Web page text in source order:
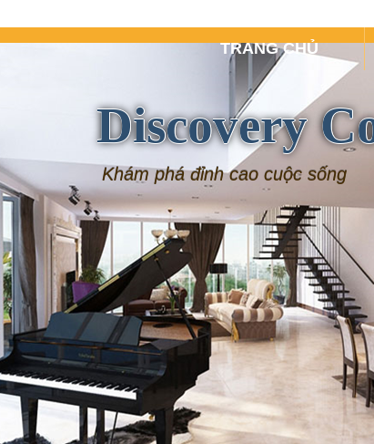
Discovery
Khám phá đỉnh cao cuộc sống
TRANG CHỦ